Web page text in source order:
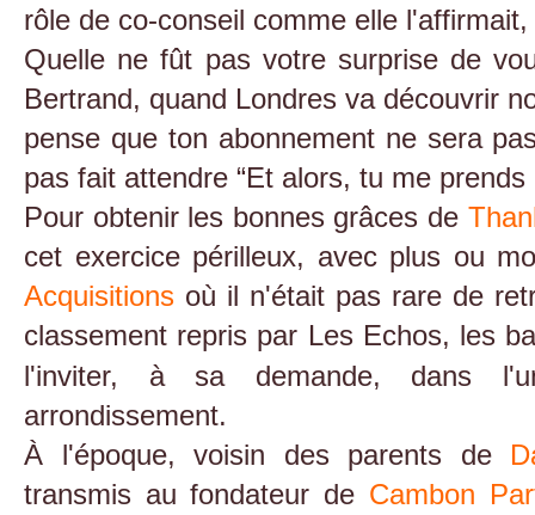
rôle de co-conseil comme elle
Quelle ne fût pas votre surprise de
Bertrand, quand Londres va découvrir
pense que ton abonnement ne sera
pas fait attendre “Et alors, tu me
Pour obtenir les bonnes grâces de
cet exercice périlleux, avec plus ou
Acquisitions où il n'était pas rare de
classement repris par Les Echos, les
l'inviter, à sa demande, dans
arrondissement.
À l'époque, voisin des parents de
transmis au fondateur de Cambon